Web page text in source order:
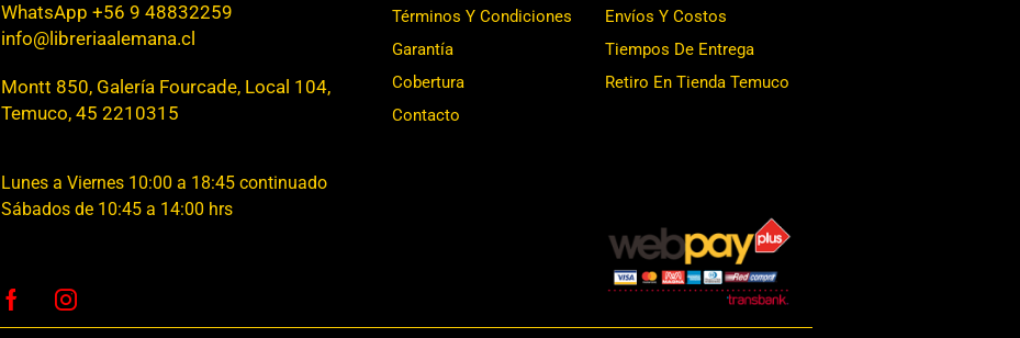
WhatsApp +56 9 48832259
info@libreriaalemana.cl
Montt 850, Galería Fourcade, Local 104,
Temuco, 45 2210315
Lunes a Viernes 10:00 a 18:45 continuado
Sábados de 10:45 a 14:00 hrs
Términos Y Condiciones
Garantía
Cobertura
Contacto
Envíos Y Costos
Tiempos De Entrega
Retiro En Tienda Temuco